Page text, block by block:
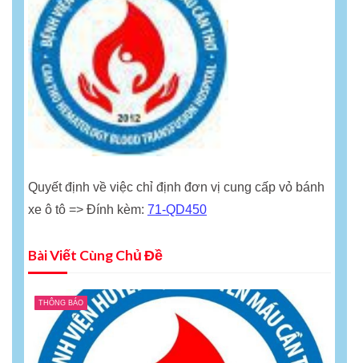
Quyết định về việc chỉ định đơn vị cung cấp vỏ bánh
xe ô tô => Đính kèm: 71-QD450
Bài Viết Cùng Chủ Đề
THÔNG BÁO